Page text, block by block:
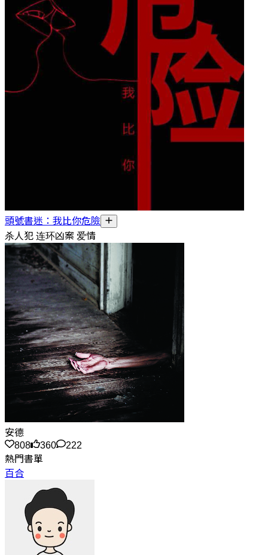
頭號書迷：我比你危險
杀人犯 连环凶案 爱情
安德
808
360
222
熱門書單
百合